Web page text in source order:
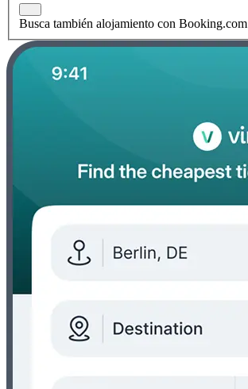
Busca también alojamiento con Booking.com